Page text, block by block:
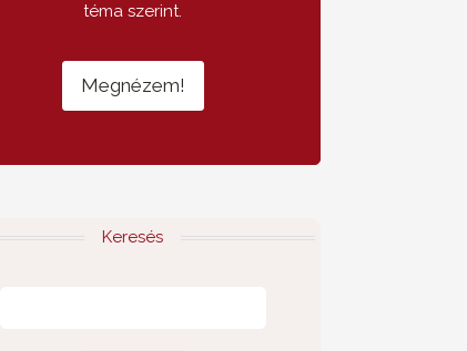
téma szerint.
Megnézem!
Keresés